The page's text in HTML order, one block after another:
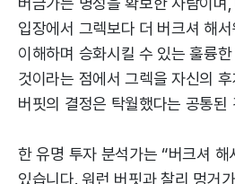
입장에서 그렉보다 더 버크셔 해
이해하며 승화시킬 수 있는 훌륭
것이라는 점에서 그렉을 자신의
버핏의 결정은 탁월했다는 공통된
한 유명 투자 분석가는 “버크셔
있습니다. 워런 버핏과 찰리 멍거